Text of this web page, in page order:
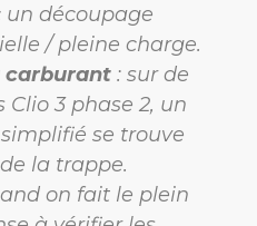
un découpage
/ pleine charge.
carburant : sur de
Clio 3 phase 2, un
se trouve
la trappe.
on fait le plein